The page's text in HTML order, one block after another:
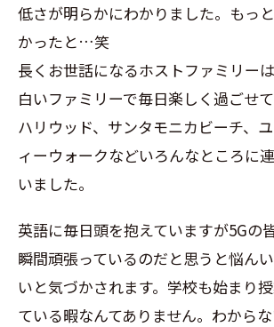
低さが明らかにわかりました。もっ
かったと…笑
長くお世話になるホストファミリー
白いファミリーで毎日楽しく過ごせ
ハリウッド、サンタモニカビーチ、
ィーウォークなどいろんなところに
いました。
英語に毎日頭を抱えていますが5Gの
瞬間頑張っているのだと思うと悩ん
いと気づかされます。学校も始まり
ている暇なんてありません。わから